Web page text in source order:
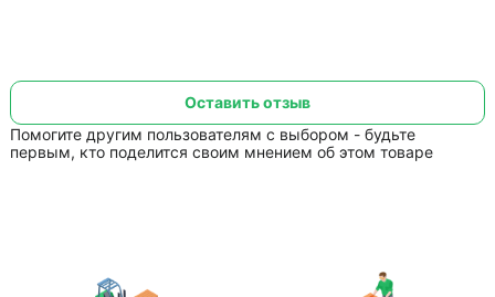
Помогите другим пользователям с выбором - будьте
первым, кто поделится своим мнением об этом товаре
Оставить отзыв